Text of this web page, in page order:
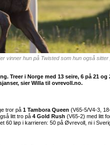
vinner hun på Twisted som hun også sitter
Treer i Norge med 13 seire, 6 på 21 og
sier Willa til ovrevoll.no.
tror på1 Tambora Queen (V65-5/V4-3,
litt tro på4 Gold Rush (V65-2) med litt
60 løp i karrieren: 50 på Øvrevoll, ni i